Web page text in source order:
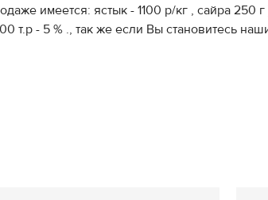
имеется: ястык - 1100 р/кг , сайра 250
т.р - 5 % ., так же если Вы становитес­­­­­­­­ь